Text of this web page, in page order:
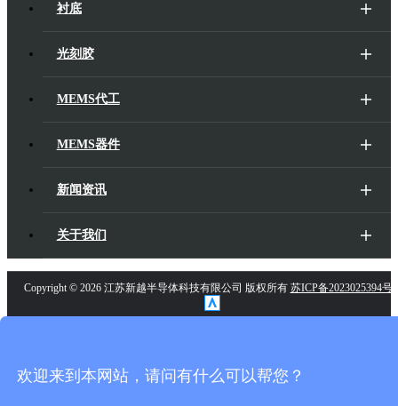
衬底
光刻胶
MEMS代工
MEMS器件
新闻资讯
关于我们
Copyright © 2026 江苏新越半导体科技有限公司 版权所有 苏ICP备2023025394号-
欢迎来到本网站，请问有什么可以帮您？